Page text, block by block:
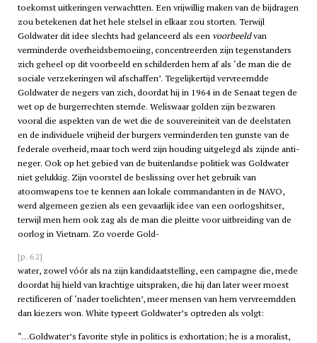
toekomst uitkeringen verwachtten. Een vrijwillig maken van de bijdragen
zou betekenen dat het hele stelsel in elkaar zou storten. Terwijl
Goldwater dit idee slechts had gelanceerd als een voorbeeldvan
verminderde overheidsbemoeiing, concentreerden zijn tegenstanders
zich geheel op dit voorbeeld en schilderden hem af als ‘de man die de
sociale verzekeringen wil afschaffen’. Tegelijkertijd vervreemdde
Goldwater de negers van zich, doordat hij in 1964 in de Senaat tegen de
wet op de burgerrechten stemde. Weliswaar golden zijn bezwaren
vooral die aspekten van de wet die de souvereiniteit van de deelstaten
en de individuele vrijheid der burgers verminderden ten gunste van de
federale overheid, maar toch werd zijn houding uitgelegd als zijnde anti-
neger. Ook op het gebied van de buitenlandse politiek was Goldwater
niet gelukkig. Zijn voorstel de beslissing over het gebruik van
atoomwapens toe te kennen aan lokale commandanten in de NAVO,
werd algemeen gezien als een gevaarlijk idee van een oorlogshitser,
terwijl men hem ook zag als de man die pleitte voor uitbreiding van de
oorlog in Vietnam. Zo voerde Gold-
[p. 62]
water, zowel vóór als na zijn kandidaatstelling, een campagne die, mede
doordat hij hield van krachtige uitspraken, die hij dan later weer moest
rectificeren of ‘nader toelichten’, meer mensen van hem vervreemdden
dan kiezers won. White typeert Goldwater’s optreden als volgt:
…Goldwater’s favorite style in politics is exhortation; he is a moralist,